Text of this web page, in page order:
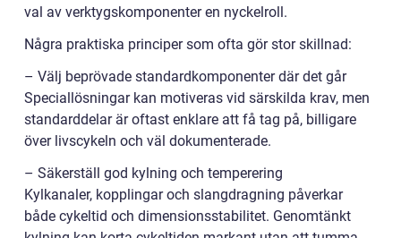
val av verktygskomponenter en nyckelroll.
Några praktiska principer som ofta gör stor skillnad:
– Välj beprövade standardkomponenter där det går
Speciallösningar kan motiveras vid särskilda krav, men
standarddelar är oftast enklare att få tag på, billigare
över livscykeln och väl dokumenterade.
– Säkerställ god kylning och temperering
Kylkanaler, kopplingar och slangdragning påverkar
både cykeltid och dimensionsstabilitet. Genomtänkt